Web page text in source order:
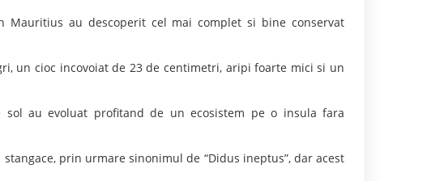
au descoperit cel mai complet si bine conservat
un cioc incovoiat de 23 de centimetri, aripi foarte mici si un
au evoluat profitand de un ecosistem pe o insula fara
prin urmare sinonimul de “Didus ineptus”, dar acest